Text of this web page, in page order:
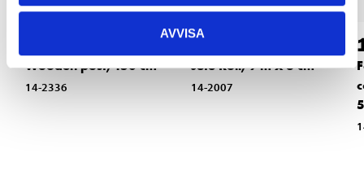
AVVISA
Wooden post, 150 cm
14-2336
39
Jute Roll, 9 m x 8 cm
14-2007